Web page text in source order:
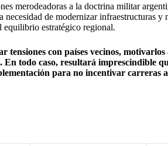
merodeadoras a la doctrina militar
necesidad de modernizar infraestructuras y
equilibrio estratégico regional.
con países vecinos,
En todo caso, resultará imprescindible
para no incentivar carreras